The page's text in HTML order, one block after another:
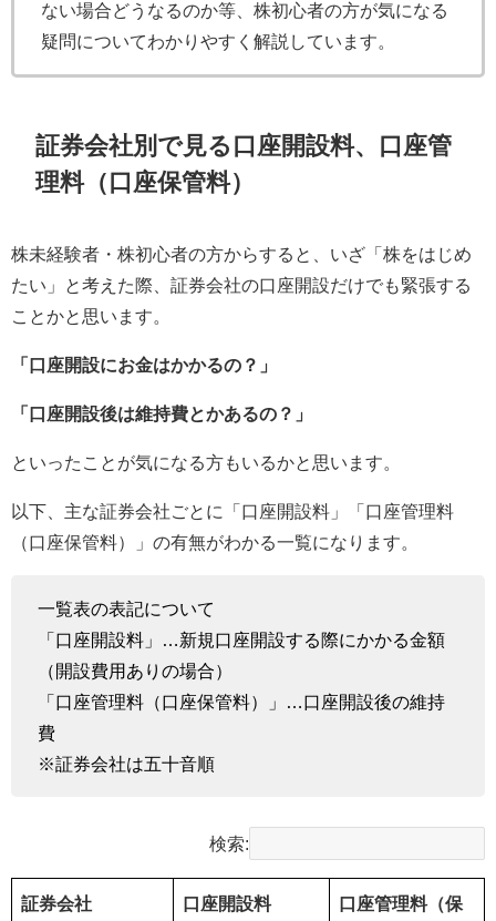
ない場合どうなるのか等、株初心者の方が気になる
疑問についてわかりやすく解説しています。
証券会社別で見る口座開設料、口座管
理料（口座保管料）
株未経験者・株初心者の方からすると、いざ「株をはじめ
たい」と考えた際、証券会社の口座開設だけでも緊張する
ことかと思います。
「口座開設にお金はかかるの？」
「口座開設後は維持費とかあるの？」
といったことが気になる方もいるかと思います。
以下、主な証券会社ごとに「口座開設料」「口座管理料
（口座保管料）」の有無がわかる一覧になります。
一覧表の表記について
「口座開設料」…新規口座開設する際にかかる金額
（開設費用ありの場合）
「口座管理料（口座保管料）」…口座開設後の維持
費
※証券会社は五十音順
検索:
証券会社 口座開設料
口座管理料（保